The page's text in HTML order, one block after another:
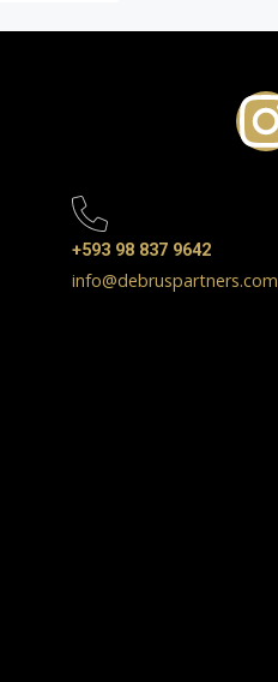
+593 98 837 9642
info@debruspartners.com